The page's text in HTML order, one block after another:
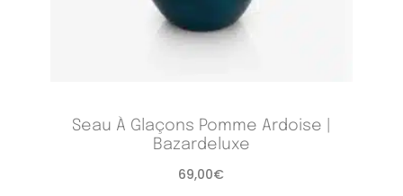
Seau À Glaçons Pomme Ardoise |
Bazardeluxe
69,00€